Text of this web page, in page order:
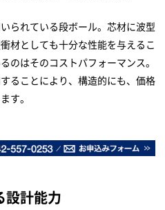
られている段ボール。芯材に波型
材としても十分な性能を与えるこ
のはそのコストパフォーマンス。
ることにより、構造的にも、価格
す。
設計能力